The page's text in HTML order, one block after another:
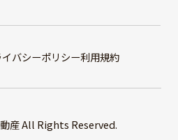
バシーポリシー利用規約
産 All Rights Reserved.